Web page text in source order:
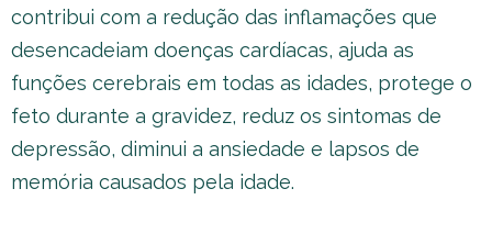
contribui com a redução das inflamações que
desencadeiam doenças cardíacas, ajuda as
funções cerebrais em todas as idades, protege o
feto durante a gravidez, reduz os sintomas de
depressão, diminui a ansiedade e lapsos de
memória causados pela idade.